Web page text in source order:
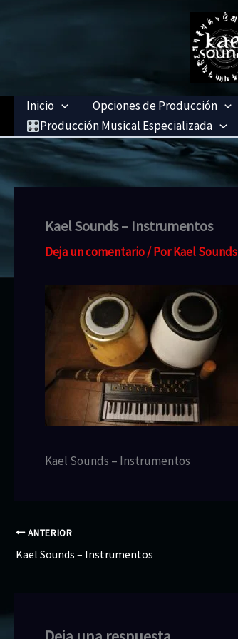
Inicio Opciones de Producción
Producción Musical Especializada
Kael Sounds – Instrumentos
Deja un comentario / PorKael Sounds
Kael Sounds – Instrumentos
ANTERIOR
Kael Sounds – Instrumentos